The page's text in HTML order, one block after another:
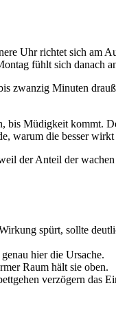
Uhr richtet sich am
fühlt sich danach
zwanzig Minuten
bis Müdigkeit kommt.
warum die besser
der Anteil der
spürt, sollte
hier die Ursache.
Raum hält sie oben.
verzögern das